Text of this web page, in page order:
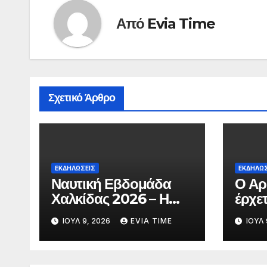
Από Evia Time
Σχετικό Άρθρο
ΕΚΔΗΛΩΣΕΙΣ
Ναυτική Εβδομάδα
Χαλκίδας 2026 – Η
Χαλκίδα γιορτάζει
ΙΟΎΛ 9, 2026 EVIA TIME
Ο
μεΙΟΎΛ